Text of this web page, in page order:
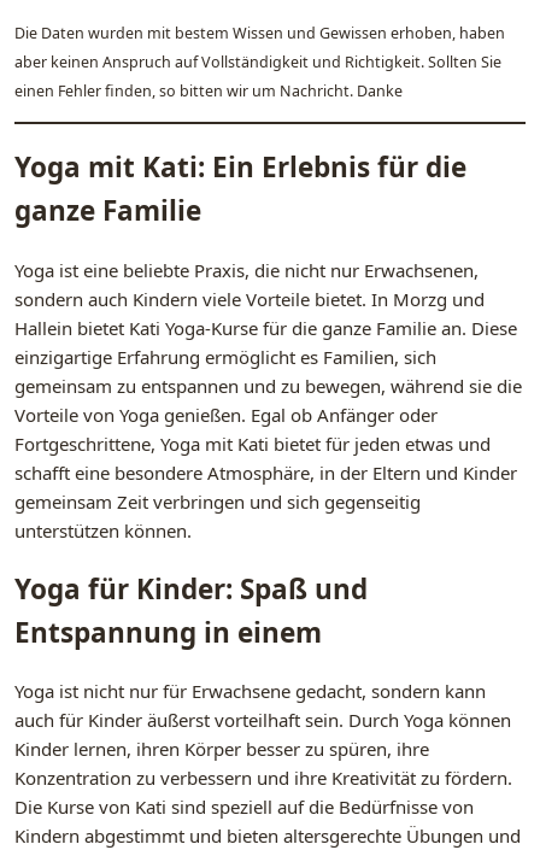
Die Daten wurden mit bestem Wissen und Gewissen erhoben, haben
aber keinen Anspruch auf Vollständigkeit und Richtigkeit. Sollten Sie
einen Fehler finden, so bitten wir um Nachricht. Danke
Yoga mit Kati: Ein Erlebnis für die
ganze Familie
Yoga ist eine beliebte Praxis, die nicht nur Erwachsenen,
sondern auch Kindern viele Vorteile bietet. In Morzg und
Hallein bietet Kati Yoga-Kurse für die ganze Familie an. Diese
einzigartige Erfahrung ermöglicht es Familien, sich
gemeinsam zu entspannen und zu bewegen, während sie die
Vorteile von Yoga genießen. Egal ob Anfänger oder
Fortgeschrittene, Yoga mit Kati bietet für jeden etwas und
schafft eine besondere Atmosphäre, in der Eltern und Kinder
gemeinsam Zeit verbringen und sich gegenseitig
unterstützen können.
Yoga für Kinder: Spaß und
Entspannung in einem
Yoga ist nicht nur für Erwachsene gedacht, sondern kann
auch für Kinder äußerst vorteilhaft sein. Durch Yoga können
Kinder lernen, ihren Körper besser zu spüren, ihre
Konzentration zu verbessern und ihre Kreativität zu fördern.
Die Kurse von Kati sind speziell auf die Bedürfnisse von
Kindern abgestimmt und bieten altersgerechte Übungen und